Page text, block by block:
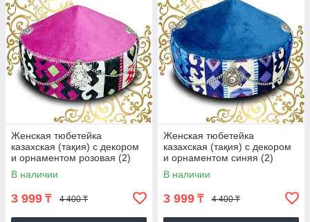
Женская тюбетейка
казахская (тақия) с декором
и орнаментом розовая (2)
В наличии
3 999 ₸ 4 400 ₸
Женская тюбетейка
казахская (тақия) с декором
и орнаментом синяя (2)
В наличии
3 999 ₸ 4 400 ₸